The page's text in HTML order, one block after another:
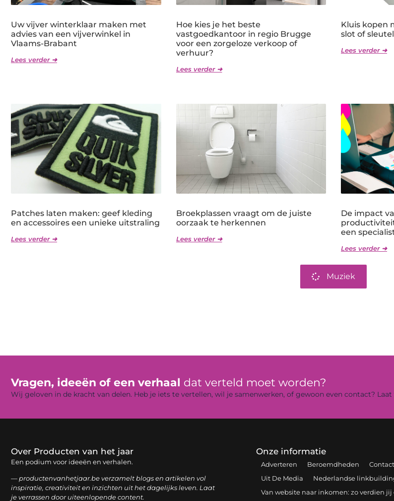
Uw vijver winterklaar maken met
advies van een vijverwinkel in
Vlaams-Brabant
Lees verder ➜
Hoe kies je het beste
vastgoedkantoor in regio Brugge
voor een zorgeloze verkoop of
verhuur?
Lees verder ➜
Kluis kopen
slot of
Lees verder ➜
Patches laten maken: geef kleding
en accessoires een unieke uitstraling
Lees verder ➜
Broekplassen vraagt om de juiste
oorzaak te herkennen
Lees verder ➜
De impact
een
Lees verder ➜
Muziek
Vragen, ideeën of een verhaal dat verteld moet worden?
Wij geloven in de kracht van delen. Heb je iets te vertellen, wil je samenwerken, of gewoon even contact? Laat
Over Producten van het jaar
Een podium voor ideeën en verhalen.
— productenvanhetjaar.be verzamelt blogs en artikelen vol
inspiratie, creativiteit en inzichten uit het dagelijks leven. Laat
je verrassen door uiteenlopende content.
Onze informatie
Adverteren Beroemdheden Contact
Uit De Media
Nederlandse
Van website naar inkomen: zo verdien jij